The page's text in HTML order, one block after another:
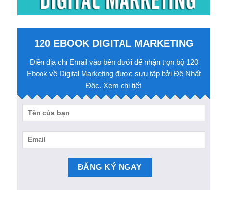
120 EBOOK DIGITAL MARKETING
Điền địa chỉ Email vào bên dưới để nhận trọn bộ 120
Ebook về Digital Marketing được sưu tập bởi Đệ Nhất
Độc. Xem chi tiết